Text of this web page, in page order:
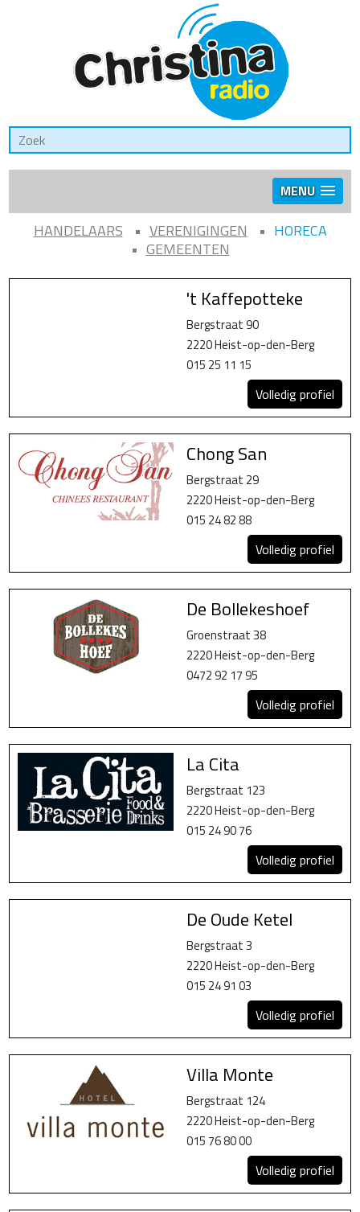
MENU
HANDELAARS VERENIGINGEN
HORECA
GEMEENTEN
't Kaffepotteke
Bergstraat 90
2220 Heist-op-den-Berg
015 25 11 15
Volledig profiel
Chong San
Bergstraat 29
2220 Heist-op-den-Berg
015 24 82 88
Volledig profiel
De Bollekeshoef
Groenstraat 38
2220 Heist-op-den-Berg
0472 92 17 95
Volledig profiel
La Cita
Bergstraat 123
2220 Heist-op-den-Berg
015 24 90 76
Volledig profiel
De Oude Ketel
Bergstraat 3
2220 Heist-op-den-Berg
015 24 91 03
Volledig profiel
Villa Monte
Bergstraat 124
2220 Heist-op-den-Berg
015 76 80 00
Volledig profiel